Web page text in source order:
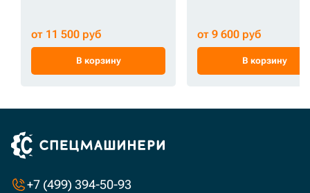
от 11 500 руб
В корзину
от 9 600 руб
В корзину
+7 (499) 394-50-93